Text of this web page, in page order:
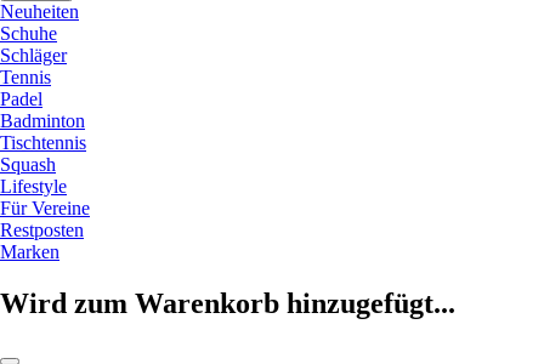
Neuheiten
Schuhe
Schläger
Tennis
Padel
Badminton
Tischtennis
Squash
Lifestyle
Für Vereine
Restposten
Marken
Wird zum Warenkorb hinzugefügt...